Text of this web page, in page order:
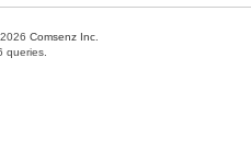
Comsenz Inc
queries.